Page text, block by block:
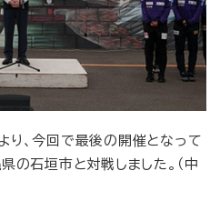
り、今回で最後の開催となって
の石垣市と対戦しました。（中